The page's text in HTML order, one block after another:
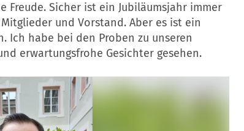
Freude. Sicher ist ein Jubiläumsjahr immer
und Vorstand. Aber es ist ein
Ich habe bei den Proben zu unseren
erwartungsfrohe Gesichter gesehen.